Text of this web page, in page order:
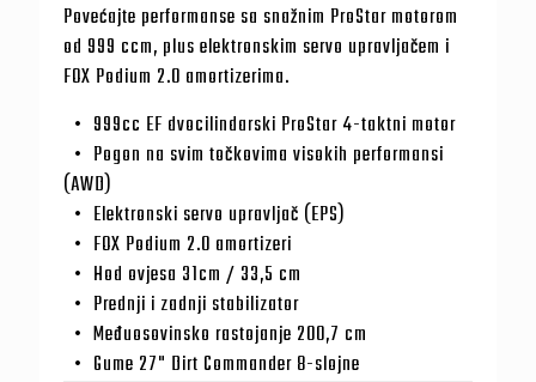
Povećajte performanse sa snažnim ProStar motorom
od 999 ccm, plus elektronskim servo upravljačem i
FOX Podium 2.0 amortizerima.
999cc EF dvocilindarski ProStar 4-taktni motor
Pogon na svim točkovima visokih performansi
(AWD)
Elektronski servo upravljač (EPS)
FOX Podium 2.0 amortizeri
Hod ovjesa 31cm / 33,5 cm
Prednji i zadnji stabilizator
Međuosovinsko rastojanje 200,7 cm
Gume 27" Dirt Commander 8-slojne